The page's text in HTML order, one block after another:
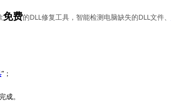
免费的DLL修复工具，智能检测电脑缺失的DLL文件、
”；
成。